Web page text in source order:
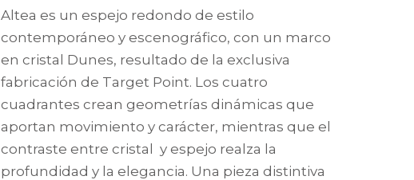
Altea es un espejo redondo de estilo
contemporáneo y escenográfico, con un marco
en cristal Dunes, resultado de la exclusiva
fabricación de Target Point. Los cuatro
cuadrantes crean geometrías dinámicas que
aportan movimiento y carácter, mientras que el
contraste entre cristal y espejo realza la
profundidad y la elegancia. Una pieza distintiva